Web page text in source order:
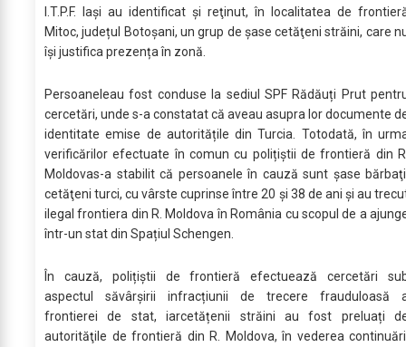
I.T.P.F. Iaşi au identificat şi reţinut, în localitatea de
Mitoc, județul Botoşani, un grup de șase cetăţeni străini, care
își justifica prezența în zonă.
Persoaneleau fost conduse la sediul SPF Rădăuți Prut
cercetări, unde s-a constatat că aveau asupra lor documente
identitate emise de autoritățile din Turcia. Totodată, în
verificărilor efectuate în comun cu polițiștii de frontieră din
Moldovas-a stabilit că persoanele în cauză sunt șase
cetăţeni turci, cu vârste cuprinse între 20 și 38 de ani şi au
ilegal frontiera din R. Moldova în România cu scopul de a
într-un stat din Spațiul Schengen.
În cauză, polițiștii de frontieră efectuează cercetări
aspectul săvârșirii infracțiunii de trecere frauduloasă
frontierei de stat, iarcetățenii străini au fost preluați
autorităţile de frontieră din R. Moldova, în vederea